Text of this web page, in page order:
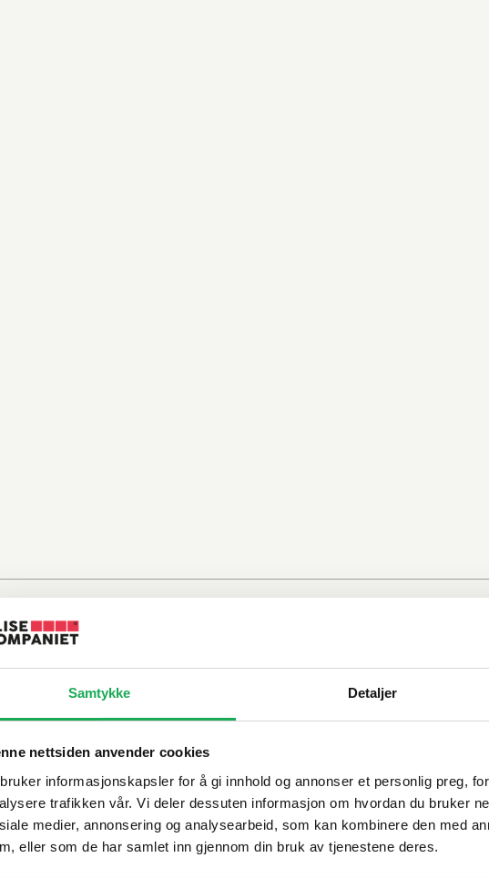
Samtykke Detaljer
nettsiden anvender cookies
informasjonskapsler for å gi innhold og annonser et personlig preg,
trafikken vår. Vi deler dessuten informasjon om hvordan du bruker
medier, annonsering og analysearbeid, som kan kombinere den med
eller som de har samlet inn gjennom din bruk av tjenestene deres.